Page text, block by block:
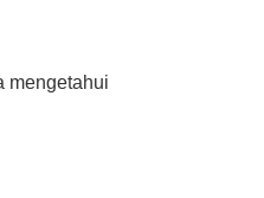
mengetahui